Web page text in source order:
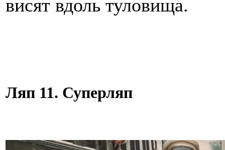
висят вдоль туловища.
Ляп 11. Суперляп